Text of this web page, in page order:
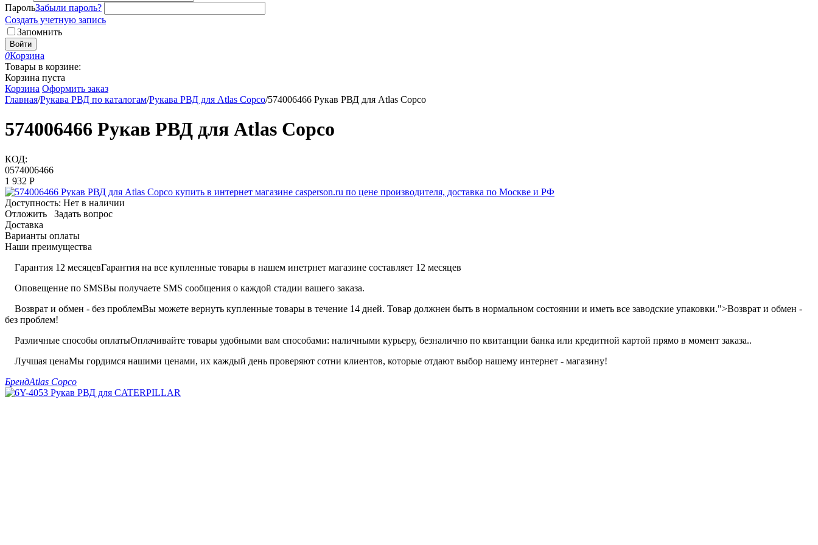
ПарольЗабыли пароль?
Создать учетную запись
Запомнить
Войти
0Корзина
Товары в корзине:
Корзина пуста
Корзина Оформить заказ
Главная/Рукава РВД по каталогам/Рукава РВД для Atlas Copco/574006466 Рукав РВД для Atlas Copco
574006466 Рукав РВД для Atlas Copco
КОД:
0574006466
1 932 Р
Доступность: Нет в наличии
Отложить
Задать вопрос
Доставка
Варианты оплаты
Наши преимущества
Гарантия 12 месяцевГарантия на все купленные товары в нашем инетрнет магазине составляет 12 месяцев
Оповещение по SMSВы получаете SMS сообщения о каждой стадии вашего заказа.
Возврат и обмен - без проблемВы можете вернуть купленные товары в течение 14 дней. Товар должнен быть в нормальном состоянии и иметь все заводские упаковки.">Возврат и обмен -
без проблем!
Различные способы оплатыОплачивайте товары удобными вам способами: наличными курьеру, безналично по квитанции банка или кредитной картой прямо в момент заказа..
Лучшая ценаМы гордимся нашими ценами, их каждый день проверяют сотни клиентов, которые отдают выбор нашему интернет - магазину!
БрендAtlas Copco